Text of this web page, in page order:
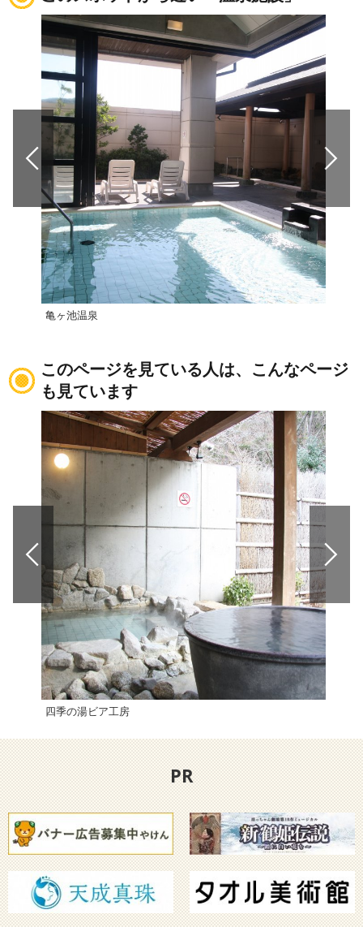
亀ヶ池温泉
このページを見ている人は、こんなページ
も見ています
四季の湯ビア工房
PR